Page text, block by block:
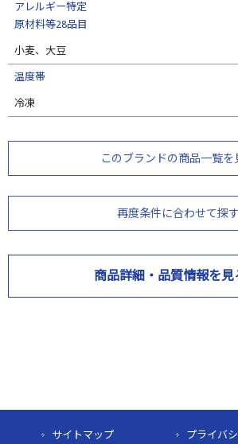
アレルギー特定
原材料等28品目
小麦、大豆
温度帯
冷凍
このブランドの商品一覧を
再度条件に合わせて探す
商品詳細・品質情報を見
＜うなぎ＞愛知県
サイトマップ プライバ